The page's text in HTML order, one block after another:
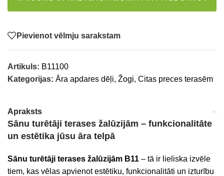
Pievienot vēlmju sarakstam
Artikuls: B11100
Kategorijas: Āra apdares dēļi, Žogi, Citas preces terasēm
Apraksts
Sānu turētāji terases žalūzijām – funkcionalitāte
un estētika jūsu āra telpā
Sānu turētāji terases žalūzijām B11 – tā ir lieliska izvēle
tiem, kas vēlas apvienot estētiku, funkcionalitāti un izturību